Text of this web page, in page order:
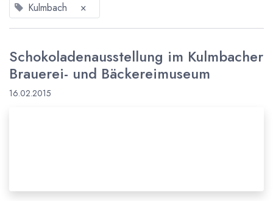
Kulmbach ×
Schokoladenausstellung im Kulmbacher
Brauerei- und Bäckereimuseum
16.02.2015